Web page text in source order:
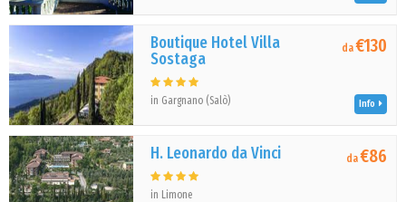
Boutique Hotel Villa
Sostaga
in Gargnano (Salò)
da€130
Info
H. Leonardo da Vinci
in Limone
da€86